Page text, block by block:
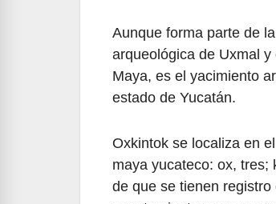
Aunque forma parte de
arqueológica de Uxmal y
Maya, es el yacimiento
estado de Yucatán.
Oxkintok se localiza en
maya yucateco: ox, tres;
de que se tienen